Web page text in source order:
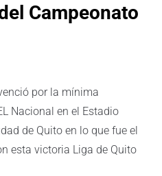
Campeonato
por la mínima
Nacional en el Estadio
de Quito en lo que fue el
esta victoria Liga de Quito